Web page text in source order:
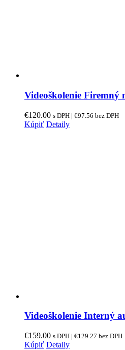
Videoškolenie Firemný
€120.00 s DPH | €97.56 bez DPH
Kúpiť Detaily
Videoškolenie Interný
€159.00 s DPH | €129.27 bez DPH
Kúpiť Detaily